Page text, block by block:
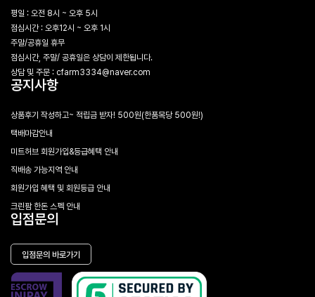
평일 : 오전 8시 ~ 오후 5시
점심시간 : 오후12시 ~ 오후 1시
주말/공휴일 휴무
점심시간, 주말/ 공휴일은 상담이 제한됩니다.
상담 및 주문 : cfarm3334@naver.com
공지사항
상품후기 작성하고~ 적립금 받자! 500원(한품목당 500원!)
택배마감안내
미트허브 회원가입&등급혜택 안내
직배송 가능지역 안내
회원가입 혜택 및 회원등급 안내
크린팜 한돈 스펙 안내
입점문의
입점문의 바로가기